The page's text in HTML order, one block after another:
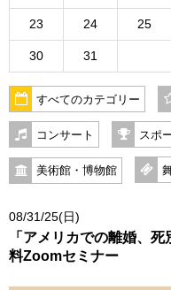
23 24 25
30 31
すべてのカテゴリー
コンサート スポ
美術館・博物館
08/31/25(日)
「アメリカでの離婚、
料Zoomセミナー